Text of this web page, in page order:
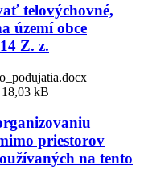
telovýchovné,
území obce
Z. z.
kB
priestorov
na tento